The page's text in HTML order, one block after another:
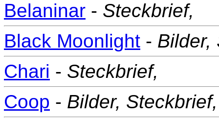
Belaninar - Steckbrief,
Black Moonlight - Bilder,
Chari - Steckbrief,
Coop - Bilder, Steckbrief,